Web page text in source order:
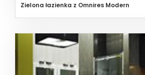
Zielona łazienka z Omnires Modern